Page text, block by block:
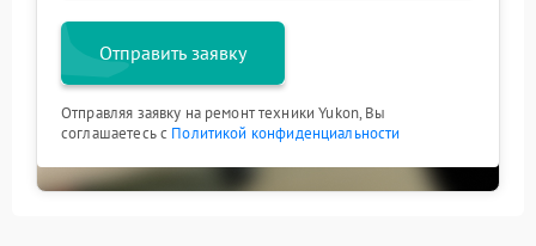
Отправить заявку
Отправляя заявку на ремонт техники Yukon, Вы
соглашаетесь с Политикой конфиденциальности